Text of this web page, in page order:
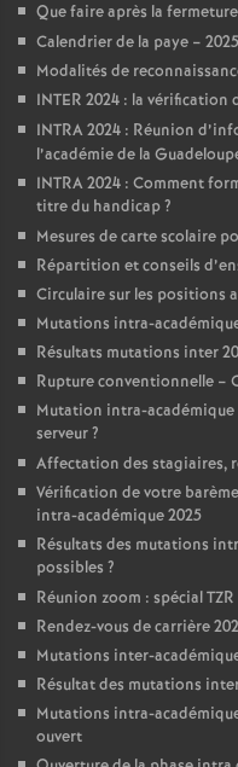
Que faire après la
Calendrier de la paye – 2025
Modalités de
INTER 2024 : la vérification
INTRA 2024 : Réunion
l’académie de la
INTRA 2024 : Comment
titre du handicap?
Mesures de carte scolaire
Répartition et conseils
Circulaire sur les positions
Mutations intra-
Résultats mutations inter
Rupture conventionnelle –
Mutation intra-
serveur?
Affectation des stagiaires,
Vérification de votre
intra-académique 2025
Résultats des mutations
possibles ?
Réunion zoom : spécial TZR
Rendez-vous de carrière
Mutations inter-
Résultat des mutations
Mutations intra-
ouvert